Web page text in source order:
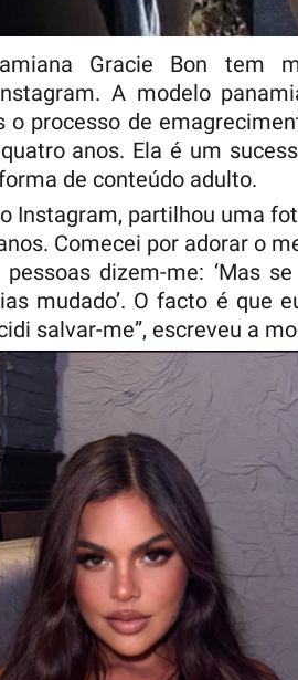
Gracie Bon tem
A modelo
o processo de
anos. Ela é um
de conteúdo adulto.
Instagram, partilhou uma
Comecei por adorar o
dizem-me: ‘Mas
mudado’. O facto é que
salvar-me”, escreveu a